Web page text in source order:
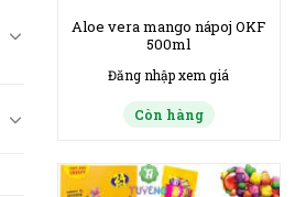
Aloe vera mango nápoj OKF
500ml
Đăng nhập xem giá
Còn hàng